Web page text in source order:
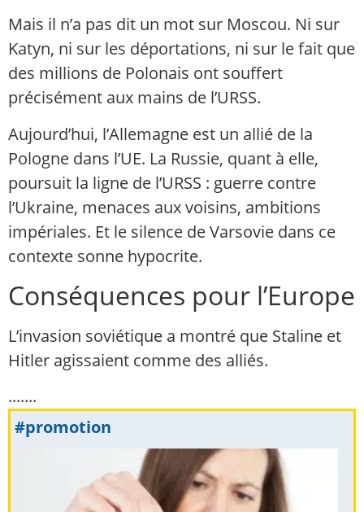
Mais il n’a pas dit un mot sur Moscou. Ni sur
Katyn, ni sur les déportations, ni sur le fait que
des millions de Polonais ont souffert
précisément aux mains de l’URSS.
Aujourd’hui, l’Allemagne est un allié de la
Pologne dans l’UE. La Russie, quant à elle,
poursuit la ligne de l’URSS : guerre contre
l’Ukraine, menaces aux voisins, ambitions
impériales. Et le silence de Varsovie dans ce
contexte sonne hypocrite.
Conséquences pour l’Europe
L’invasion soviétique a montré que Staline et
Hitler agissaient comme des alliés.
.......
#promotion